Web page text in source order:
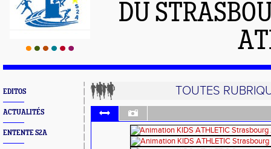
DU
EDITOS
ACTUALITÉS
ENTENTE S2A
TOUTES